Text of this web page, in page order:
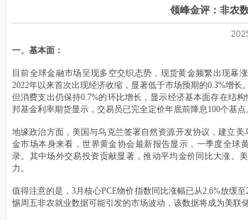
领峰金评：非农
一、基本面：
目前全球金融市场呈现多空交织态势，现货黄金频繁出现暴
2022年以来首次出现经济收缩，显著低于市场预期的0.3%增
但消费支出仍保持0.7%的环比增长，显示经济基本面存在结
邦基金利率期货显示，交易员已完全定价年底前降息100个基点
地缘政治方面，美国与乌克兰签署自然资源开发协议，建立
金市场本身来看，世界黄金协会最新报告显示，一季度全球
录。其中场外交易投资贡献显著，推动平均金价同比大涨。
力。
值得注意的是，3月核心PCE物价指数同比涨幅已从2.6%放缓
惕周五非农就业数据可能引发的市场波动，该数据将成为美联